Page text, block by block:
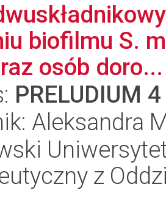
biofilmu S.
osób doro...
PRELUDIUM 4
Aleksandra
z